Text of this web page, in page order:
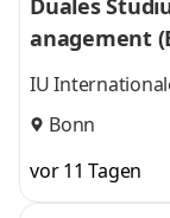
Duales
anagement
IU
Bonn
vor 11 Tagen